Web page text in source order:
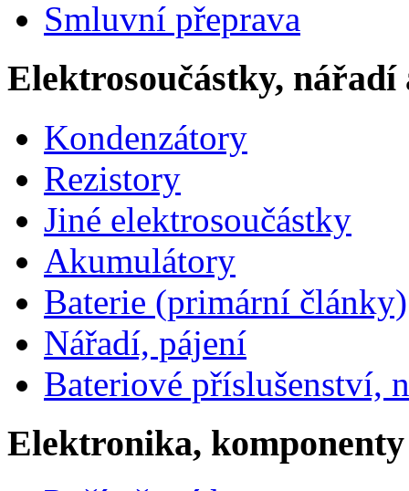
Smluvní přeprava
Elektrosoučástky, nářadí
Kondenzátory
Rezistory
Jiné elektrosoučástky
Akumulátory
Baterie (primární články)
Nářadí, pájení
Bateriové příslušenství,
Elektronika, komponenty